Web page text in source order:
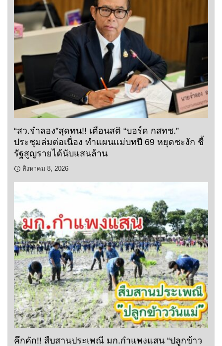
“สว.จำลอง”สุดทน!! เตือนสติ “บอร์ด กสทช.”
ประชุมล่มต่อเนื่อง ทำแผนแม่บทปี 69 หยุดชะงัก ชี้
รัฐสูญรายได้นับแสนล้าน
สิงหาคม 8, 2026
คึกคัก!! สืบสานประเพณี มก.กำแพงแสน “ปลูกข้าว